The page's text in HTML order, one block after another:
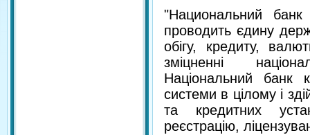
"Национальний
проводить єдину
обігу, кредиту,
зміцненні
Національний банк
системи в цілому і
та кредитних
реєстрацію,